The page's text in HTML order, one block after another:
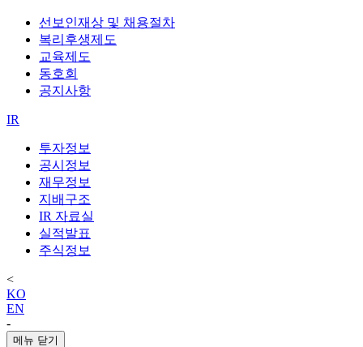
선보인재상 및 채용절차
복리후생제도
교육제도
동호회
공지사항
IR
투자정보
공시정보
재무정보
지배구조
IR 자료실
실적발표
주식정보
<
KO
EN
-
메뉴 닫기